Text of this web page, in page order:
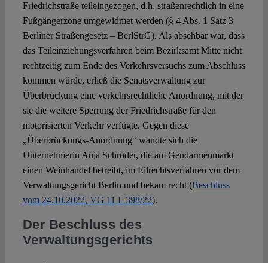
Friedrichstraße teileingezogen, d.h. straßenrechtlich in eine
Fußgängerzone umgewidmet werden (§ 4 Abs. 1 Satz 3
Berliner Straßengesetz – BerlStrG). Als absehbar war, dass
das Teileinziehungsverfahren beim Bezirksamt Mitte nicht
rechtzeitig zum Ende des Verkehrsversuchs zum Abschluss
kommen würde, erließ die Senatsverwaltung zur
Überbrückung eine verkehrsrechtliche Anordnung, mit der
sie die weitere Sperrung der Friedrichstraße für den
motorisierten Verkehr verfügte. Gegen diese
„Überbrückungs-Anordnung“ wandte sich die
Unternehmerin Anja Schröder, die am Gendarmenmarkt
einen Weinhandel betreibt, im Eilrechtsverfahren vor dem
Verwaltungsgericht Berlin und bekam recht (Beschluss
vom 24.10.2022, VG 11 L 398/22).
Der Beschluss des
Verwaltungsgerichts